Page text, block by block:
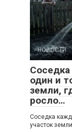
НОВОСТИ
один и
земли,
росло…
Соседка
участок